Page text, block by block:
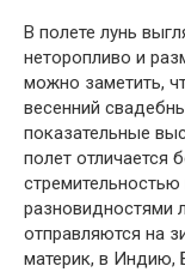
В полете лунь
неторопливо и
можно заметить,
весенний
показательные
полет отличается
разновидностями
отправляются на
материк, в Индию,